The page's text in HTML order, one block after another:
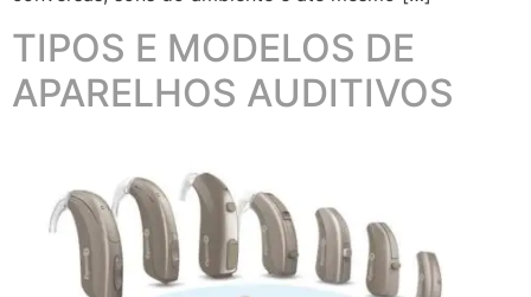
TIPOS E MODELOS DE
APARELHOS AUDITIVOS